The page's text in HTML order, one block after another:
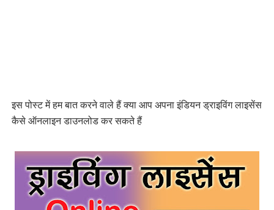
इस पोस्ट में हम बात करने वाले हैं क्या आप अपना इंडियन ड्राइविंग लाइसेंस
कैसे ऑनलाइन डाउनलोड कर सकते हैं